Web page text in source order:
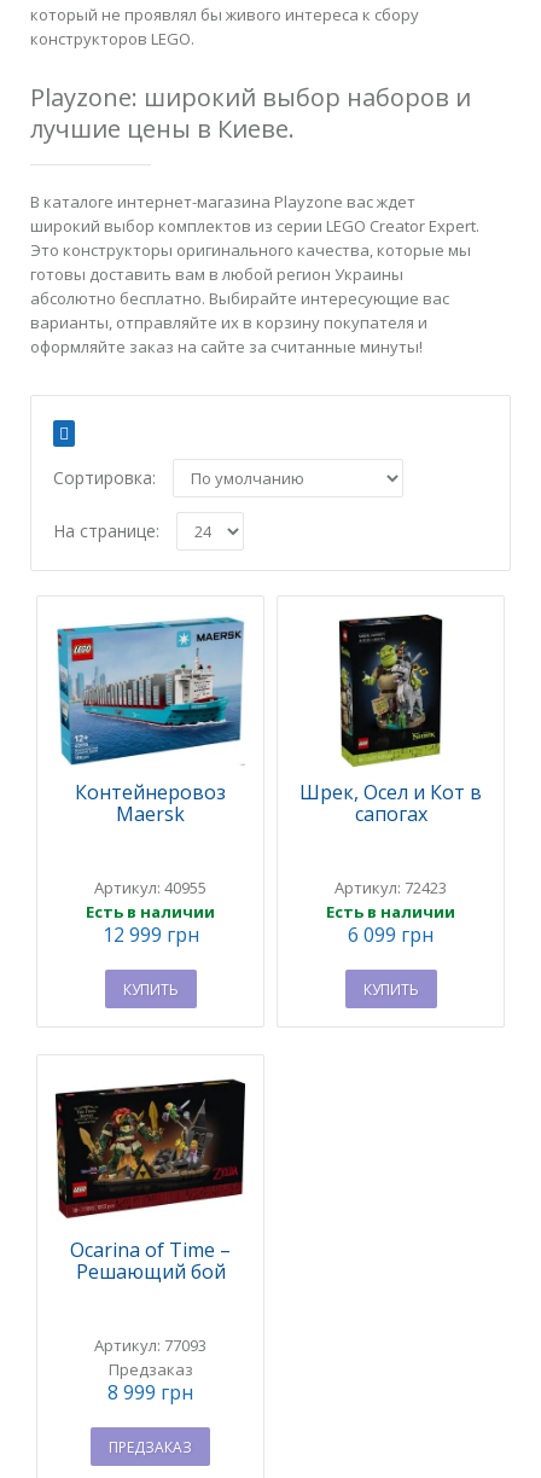
который не проявлял бы живого интереса к сбору
конструкторов LEGO.
Playzone: широкий выбор наборов и
лучшие цены в Киеве.
В каталоге интернет-магазина Playzone вас ждет
широкий выбор комплектов из серии LEGO Creator Expert.
Это конструкторы оригинального качества, которые мы
готовы доставить вам в любой регион Украины
абсолютно бесплатно. Выбирайте интересующие вас
варианты, отправляйте их в корзину покупателя и
оформляйте заказ на сайте за считанные минуты!
Сортировка:
На странице:
Контейнеровоз
Maersk
Артикул: 40955
Есть в наличии
12 999 грн
КУПИТЬ
Шрек, Осел и Кот в
сапогах
Артикул: 72423
Есть в наличии
6 099 грн
КУПИТЬ
Ocarina of Time –
Решающий бой
Артикул: 77093
Предзаказ
8 999 грн
ПРЕДЗАКАЗ